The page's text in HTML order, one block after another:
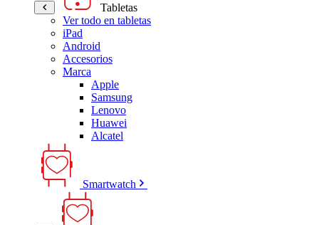
Tabletas
Ver todo en tabletas
iPad
Android
Accesorios
Marca
Apple
Samsung
Lenovo
Huawei
Alcatel
Smartwatch